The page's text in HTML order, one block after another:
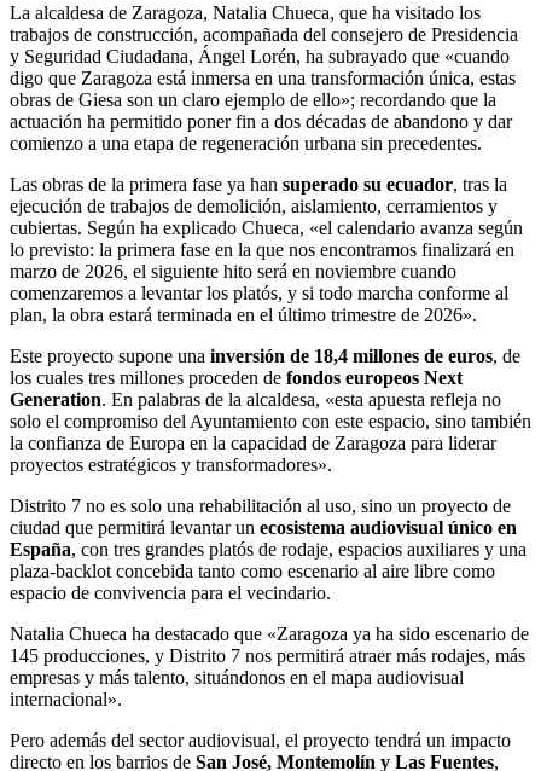
La alcaldesa de Zaragoza, Natalia Chueca, que ha visitado los
trabajos de construcción, acompañada del consejero de Presidencia
y Seguridad Ciudadana, Ángel Lorén, ha subrayado que «cuando
digo que Zaragoza está inmersa en una transformación única, estas
obras de Giesa son un claro ejemplo de ello»; recordando que la
actuación ha permitido poner fin a dos décadas de abandono y dar
comienzo a una etapa de regeneración urbana sin precedentes.
Las obras de la primera fase ya han superado su ecuador, tras la
ejecución de trabajos de demolición, aislamiento, cerramientos y
cubiertas. Según ha explicado Chueca, «el calendario avanza según
lo previsto: la primera fase en la que nos encontramos finalizará en
marzo de 2026, el siguiente hito será en noviembre cuando
comenzaremos a levantar los platós, y si todo marcha conforme al
plan, la obra estará terminada en el último trimestre de 2026».
Este proyecto supone una inversión de 18,4 millones de euros, de
los cuales tres millones proceden de fondos europeos Next
Generation. En palabras de la alcaldesa, «esta apuesta refleja no
solo el compromiso del Ayuntamiento con este espacio, sino también
la confianza de Europa en la capacidad de Zaragoza para liderar
proyectos estratégicos y transformadores».
Distrito 7 no es solo una rehabilitación al uso, sino un proyecto de
ciudad que permitirá levantar un ecosistema audiovisual único en
España, con tres grandes platós de rodaje, espacios auxiliares y una
plaza-backlot concebida tanto como escenario al aire libre como
espacio de convivencia para el vecindario.
Natalia Chueca ha destacado que «Zaragoza ya ha sido escenario de
145 producciones, y Distrito 7 nos permitirá atraer más rodajes, más
empresas y más talento, situándonos en el mapa audiovisual
internacional».
Pero además del sector audiovisual, el proyecto tendrá un impacto
directo en los barrios de San José, Montemolín y Las Fuentes,